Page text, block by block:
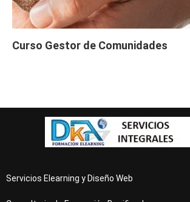
Curso Gestor de Comunidades
Servicios Elearning y Diseño Web